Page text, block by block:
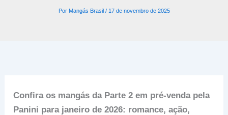
Por Mangás Brasil / 17 de novembro de 2025
Confira os mangás da Parte 2 em pré-venda pela
Panini para janeiro de 2026: romance, ação,